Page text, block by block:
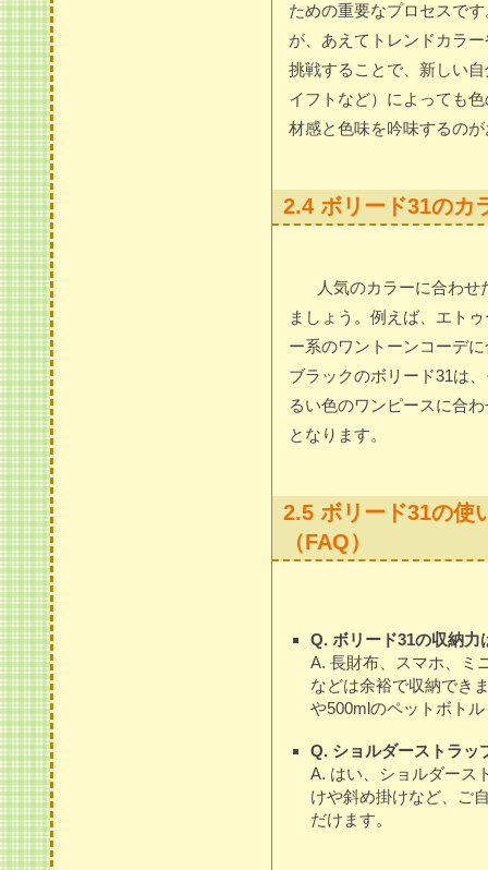
ための重要なプロセスで
が、あえてトレンドカラ
挑戦することで、新しい
イフトなど）によっても
材感と色味を吟味するの
2.4 ボリード31のカ
人気のカラーに合わ
ましょう。例えば、エト
ー系のワントーンコーデ
ブラックのボリード31は
るい色のワンピースに合
となります。
2.5 ボリード31の使
（FAQ）
Q. ボリード31の収納力
A. 長財布、スマホ、ミ
などは余裕で収納でき
や500mlのペットボト
Q. ショルダーストラッ
A. はい、ショルダース
けや斜め掛けなど、ご
だけます。